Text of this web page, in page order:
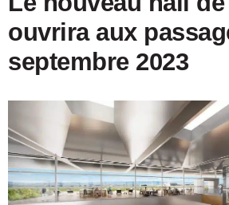
ouvrira aux
septembre 2023